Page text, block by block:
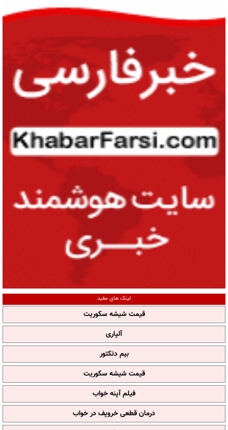
لینک های مفید
قیمت شیشه سکوریت
آلپاری
بیم دتکتور
قیمت شیشه سکوریت
فیلم آپنه خواب
درمان قطعی خروپف در خواب